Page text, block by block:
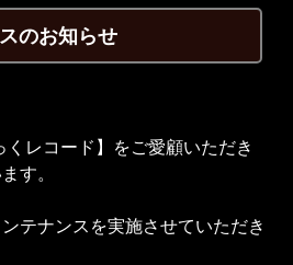
のお知らせ
レコード】をご愛顧いただき
す。
テナンスを実施させていただき